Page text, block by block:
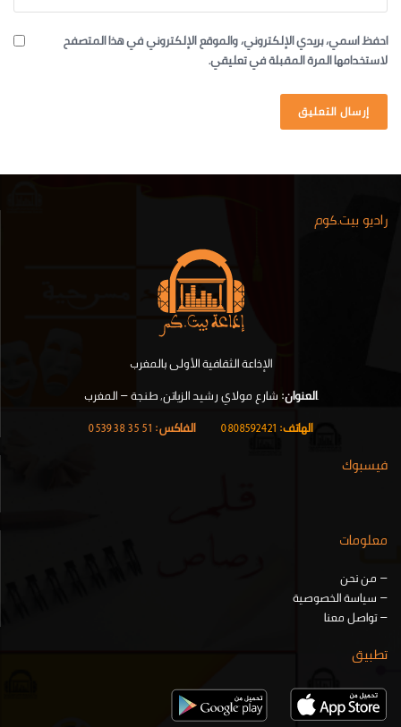
احفظ اسمي، بريدي الإلكتروني، والموقع الإلكتروني في هذا المتصفح
لاستخدامها المرة المقبلة في تعليقي.
راديو بيت.كوم
الإذاعة الثقافية الأولى بالمغرب
.العنوان:شارع مولاي رشيد الزياتن, طنجة – المغرب
الهاتف:
الفاكس:
فيسبوك
معلومات
–من نحن
–سياسة الخصوصية
–تواصل معنا
تطبيق